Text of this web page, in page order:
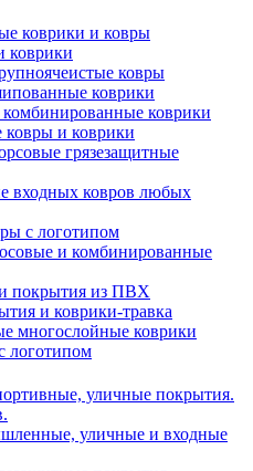
коврики и ковры
коврики
ковры
коврики
коврики
и коврики
грязезащитные
входных ковров любых
с логотипом
и комбинированные
покрытия из ПВХ
и коврики-травка
многослойные коврики
логотипом
уличные покрытия.
уличные и входные